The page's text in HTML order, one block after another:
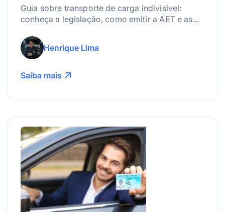
Guia sobre transporte de carga indivisível:
conheça a legislação, como emitir a AET e as
Henrique Lima
Saiba mais